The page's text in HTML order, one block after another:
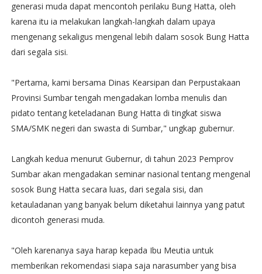
generasi muda dapat mencontoh perilaku Bung Hatta, oleh
karena itu ia melakukan langkah-langkah dalam upaya
mengenang sekaligus mengenal lebih dalam sosok Bung Hatta
dari segala sisi.
"Pertama, kami bersama Dinas Kearsipan dan Perpustakaan
Provinsi Sumbar tengah mengadakan lomba menulis dan
pidato tentang keteladanan Bung Hatta di tingkat siswa
SMA/SMK negeri dan swasta di Sumbar," ungkap gubernur.
Langkah kedua menurut Gubernur, di tahun 2023 Pemprov
Sumbar akan mengadakan seminar nasional tentang mengenal
sosok Bung Hatta secara luas, dari segala sisi, dan
ketauladanan yang banyak belum diketahui lainnya yang patut
dicontoh generasi muda.
"Oleh karenanya saya harap kepada Ibu Meutia untuk
memberikan rekomendasi siapa saja narasumber yang bisa